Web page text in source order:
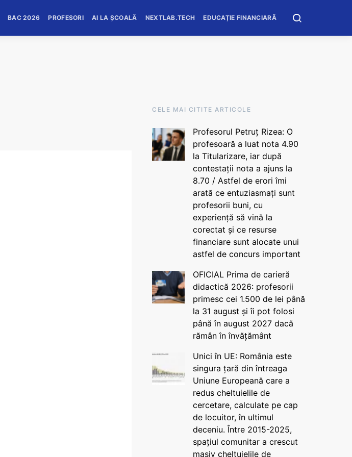
BAC 2026 PROFESORI AI LA ȘCOALĂ NEXTLAB.TECH EDUCAȚIE FINANCIARĂ
CELE MAI CITITE ARTICOLE
Profesorul Petruț Rizea: O
profesoară a luat nota 4.90
la Titularizare, iar după
contestații nota a ajuns la
8.70 / Astfel de erori îmi
arată ce entuziasmați sunt
profesorii buni, cu
experiență să vină la
corectat și ce resurse
financiare sunt alocate unui
astfel de concurs important
OFICIAL Prima de carieră
didactică 2026: profesorii
primesc cei 1.500 de lei până
la 31 august și îi pot folosi
până în august 2027 dacă
rămân în învățământ
Unici în UE: România este
singura țară din întreaga
Uniune Europeană care a
redus cheltuielile de
cercetare, calculate pe cap
de locuitor, în ultimul
deceniu. Între 2015-2025,
spațiul comunitar a crescut
masiv cheltuielile de